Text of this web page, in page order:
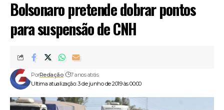
Bolsonaro pretende dobrar pontos
para suspensão de CNH
Ultima atualização: 3 de junho de 2019 às 00:00
PorRedação 7 anos atrás